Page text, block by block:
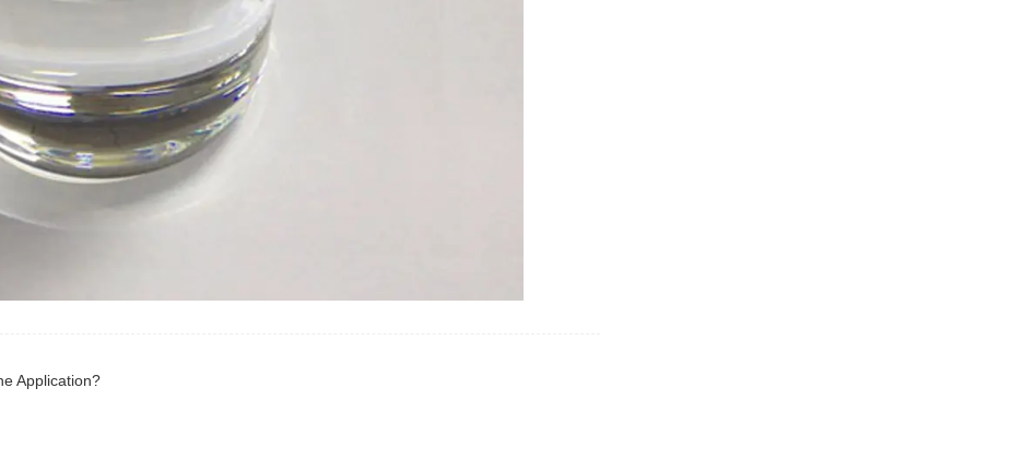
Application?